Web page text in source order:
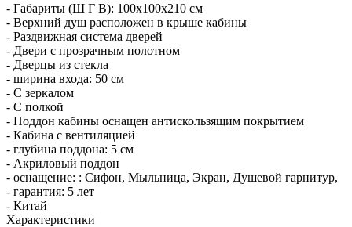
- Габариты (Ш Г В): 100x100x210 см
- Верхний душ расположен в крыше кабины
- Раздвижная система дверей
- Двери с прозрачным полотном
- Дверцы из стекла
- ширина входа: 50 см
- С зеркалом
- С полкой
- Поддон кабины оснащен антискользящим покрытием
- Кабина с вентиляцией
- глубина поддона: 5 см
- Акриловый поддон
- оснащение: : Сифон, Мыльница, Экран, Душевой гарнитур,
- гарантия: 5 лет
- Китай
Характеристики